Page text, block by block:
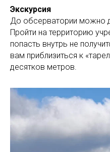
Экскурсия
До обсерватории можно
Пройти на территорию
попасть внутрь не
вам приблизиться к
десятков метров.